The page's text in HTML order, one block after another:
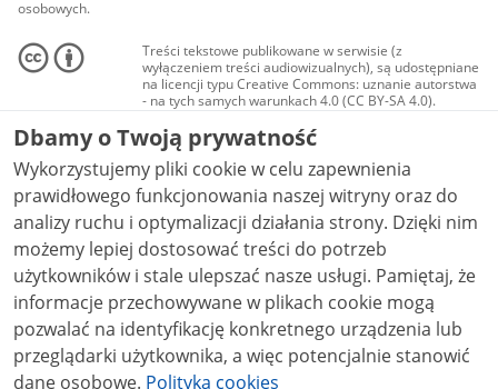
osobowych.
Treści tekstowe publikowane w serwisie (z
wyłączeniem treści audiowizualnych), są udostępniane
na licencji typu Creative Commons: uznanie autorstwa
- na tych samych warunkach 4.0 (CC BY-SA 4.0).
Materiały audiowizualne, w tym zdjęcia, materiały
audio i wideo, są udostępniane na licencji typu
Creative Commons: uznanie autorstwa użycie
niekomercyjne - bez utworów zależnych 4.0 (CC BY-
NC-ND 4.0), o ile nie jest to stwierdzone inaczej.
Dbamy o Twoją prywatność
Wykorzystujemy pliki cookie w celu zapewnienia
prawidłowego funkcjonowania naszej witryny oraz do
analizy ruchu i optymalizacji działania strony. Dzięki nim
możemy lepiej dostosować treści do potrzeb
użytkowników i stale ulepszać nasze usługi. Pamiętaj, że
informacje przechowywane w plikach cookie mogą
pozwalać na identyfikację konkretnego urządzenia lub
przeglądarki użytkownika, a więc potencjalnie stanowić
dane osobowe. Polityka cookies